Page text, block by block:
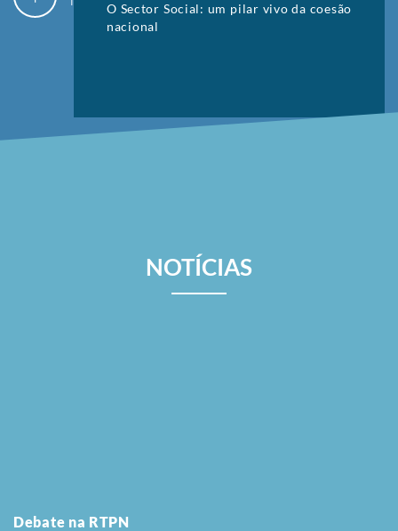
outros elementos.O Sector Social: um pilar vivo da coesão
nacional
NOTÍCIAS
Debate na RTPN